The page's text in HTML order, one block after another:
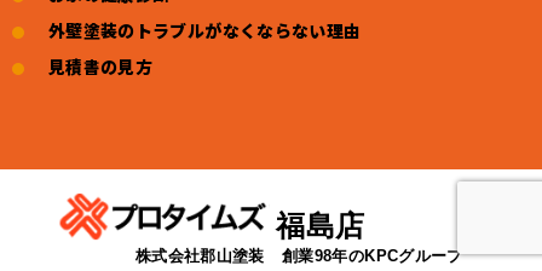
外壁塗装のトラブルがなくならない理由
見積書の見方
福島店
株式会社郡山塗装 創業98年のKPCグループ